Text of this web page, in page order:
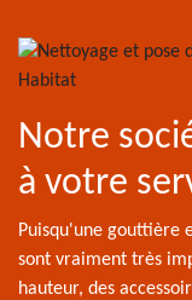
Notre
à votre
Puisqu'une gouttière
sont vraiment très
hauteur, des